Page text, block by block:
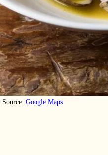
Source: Google Maps